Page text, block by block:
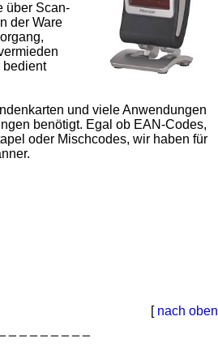
über Scan-
der Ware
bedient
und viele Anwendungen
benötigt. Egal ob EAN-Codes,
oder Mischcodes, wir haben für
[ nach oben